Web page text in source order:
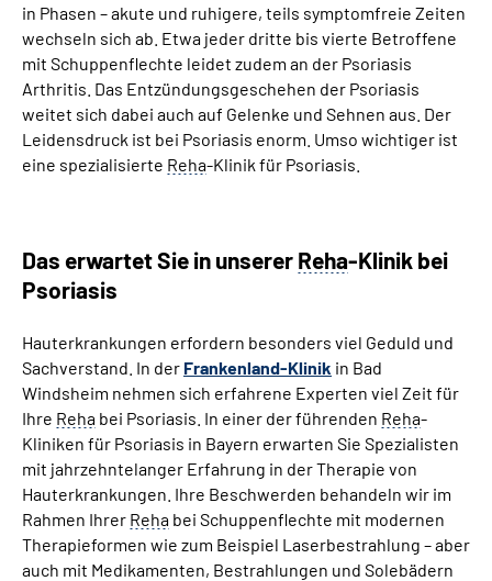
in Phasen – akute und ruhigere, teils symptomfreie Zeiten
wechseln sich ab. Etwa jeder dritte bis vierte Betroffene
mit Schuppenflechte leidet zudem an der Psoriasis
Arthritis. Das Entzündungsgeschehen der Psoriasis
weitet sich dabei auch auf Gelenke und Sehnen aus. Der
Leidensdruck ist bei Psoriasis enorm. Umso wichtiger ist
eine spezialisierte Reha-Klinik für Psoriasis.
Das erwartet Sie in unserer Reha-Klinik bei
Psoriasis
Hauterkrankungen erfordern besonders viel Geduld und
Sachverstand. In der Frankenland-Klinik in Bad
Windsheim nehmen sich erfahrene Experten viel Zeit für
Ihre Reha bei Psoriasis. In einer der führenden Reha-
Kliniken für Psoriasis in Bayern erwarten Sie Spezialisten
mit jahrzehntelanger Erfahrung in der Therapie von
Hauterkrankungen. Ihre Beschwerden behandeln wir im
Rahmen Ihrer Reha bei Schuppenflechte mit modernen
Therapieformen wie zum Beispiel Laserbestrahlung – aber
auch mit Medikamenten, Bestrahlungen und Solebädern